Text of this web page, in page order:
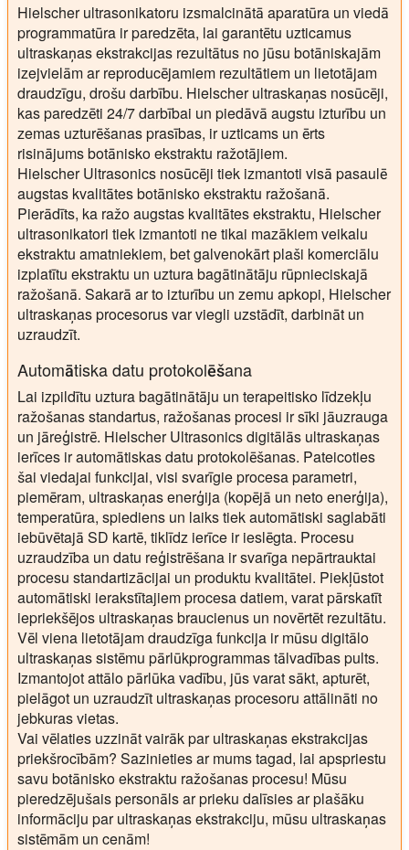
Hielscher ultrasonikatoru izsmalcinātā aparatūra un viedā
programmatūra ir paredzēta, lai garantētu uzticamus
ultraskaņas ekstrakcijas rezultātus no jūsu botāniskajām
izejvielām ar reproducējamiem rezultātiem un lietotājam
draudzīgu, drošu darbību. Hielscher ultraskaņas nosūcēji,
kas paredzēti 24/7 darbībai un piedāvā augstu izturību un
zemas uzturēšanas prasības, ir uzticams un ērts
risinājums botānisko ekstraktu ražotājiem.
Hielscher Ultrasonics nosūcēji tiek izmantoti visā pasaulē
augstas kvalitātes botānisko ekstraktu ražošanā.
Pierādīts, ka ražo augstas kvalitātes ekstraktu, Hielscher
ultrasonikatori tiek izmantoti ne tikai mazākiem veikalu
ekstraktu amatniekiem, bet galvenokārt plaši komerciālu
izplatītu ekstraktu un uztura bagātinātāju rūpnieciskajā
ražošanā. Sakarā ar to izturību un zemu apkopi, Hielscher
ultraskaņas procesorus var viegli uzstādīt, darbināt un
uzraudzīt.
Automātiska datu protokolēšana
Lai izpildītu uztura bagātinātāju un terapeitisko līdzekļu
ražošanas standartus, ražošanas procesi ir sīki jāuzrauga
un jāreģistrē. Hielscher Ultrasonics digitālās ultraskaņas
ierīces ir automātiskas datu protokolēšanas. Pateicoties
šai viedajai funkcijai, visi svarīgie procesa parametri,
piemēram, ultraskaņas enerģija (kopējā un neto enerģija),
temperatūra, spiediens un laiks tiek automātiski saglabāti
iebūvētajā SD kartē, tiklīdz ierīce ir ieslēgta. Procesu
uzraudzība un datu reģistrēšana ir svarīga nepārtrauktai
procesu standartizācijai un produktu kvalitātei. Piekļūstot
automātiski ierakstītajiem procesa datiem, varat pārskatīt
iepriekšējos ultraskaņas braucienus un novērtēt rezultātu.
Vēl viena lietotājam draudzīga funkcija ir mūsu digitālo
ultraskaņas sistēmu pārlūkprogrammas tālvadības pults.
Izmantojot attālo pārlūka vadību, jūs varat sākt, apturēt,
pielāgot un uzraudzīt ultraskaņas procesoru attālināti no
jebkuras vietas.
Vai vēlaties uzzināt vairāk par ultraskaņas ekstrakcijas
priekšrocībām? Sazinieties ar mums tagad, lai apspriestu
savu botānisko ekstraktu ražošanas procesu! Mūsu
pieredzējušais personāls ar prieku dalīsies ar plašāku
informāciju par ultraskaņas ekstrakciju, mūsu ultraskaņas
sistēmām un cenām!